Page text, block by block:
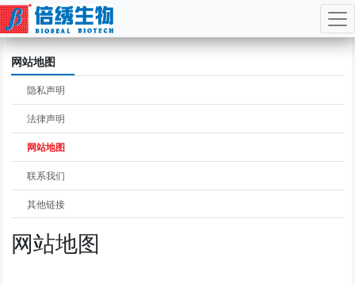
Jump
to
navigation
网站地图
隐私声明
法律声明
网站地图
联系我们
其他链接
网站地图